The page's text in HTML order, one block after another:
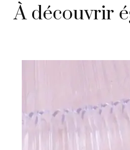
À découvrir